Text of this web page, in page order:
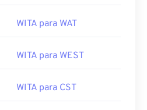
WITA para WAT
WITA para WEST
WITA para CST